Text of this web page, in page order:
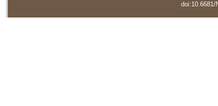
doi:10.6681/